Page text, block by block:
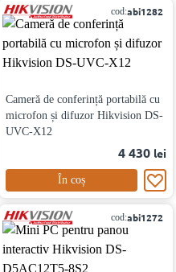
cod:abi1282
Cameră de conferință portabilă cu
microfon și difuzor Hikvision DS-
UVC-X12
4 430 lei
În coș
cod:abi1272